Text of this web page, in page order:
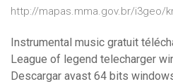
http://mapas.mma.gov.br/i3geo/
Instrumental music gratuit
League of legend telecharger
Descargar avast 64 bits